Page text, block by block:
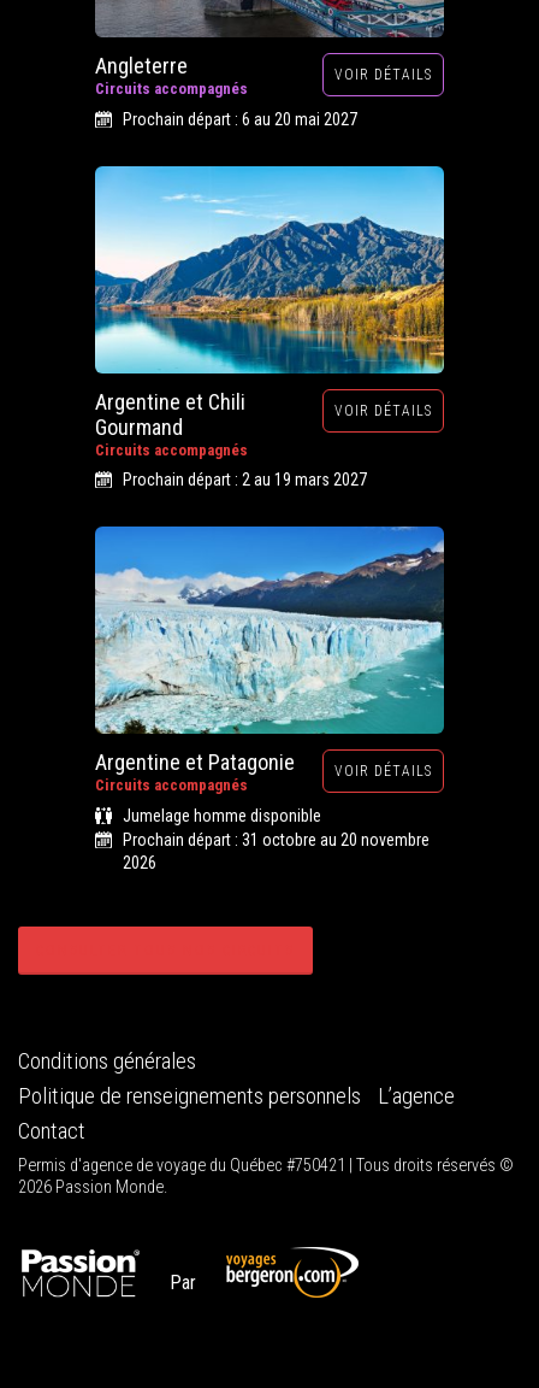
Angleterre
Circuits accompagnés
VOIR DÉTAILS
Prochain départ : 6 au 20 mai 2027
Argentine et Chili
Gourmand
Circuits accompagnés
VOIR DÉTAILS
Prochain départ : 2 au 19 mars 2027
Argentine et Patagonie
Circuits accompagnés
VOIR DÉTAILS
Jumelage homme disponible
Prochain départ : 31 octobre au 20 novembre
2026
Conditions générales
Politique de renseignements personnels
L’agence
Contact
Permis d'agence de voyage du Québec #750421 | Tous droits réservés ©
2026 Passion Monde.
Par